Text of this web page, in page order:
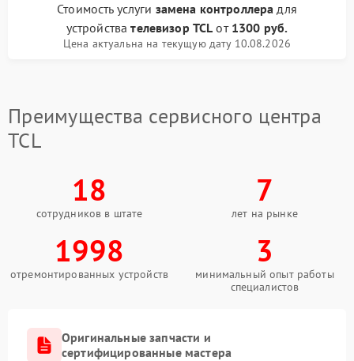
Стоимость услуги замена контроллера для
устройствателевизор TCL от 1300 руб.
Цена актуальна на текущую дату 10.08.2026
Преимущества сервисного центра
TCL
18
сотрудников в штате
7
лет на рынке
1998
отремонтированных устройств
3
минимальный опыт работы
специалистов
Оригинальные запчасти и
сертифицированные мастера